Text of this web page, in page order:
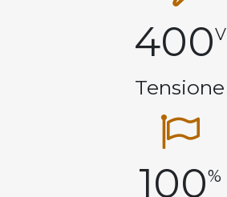
400V
Tensione
100%